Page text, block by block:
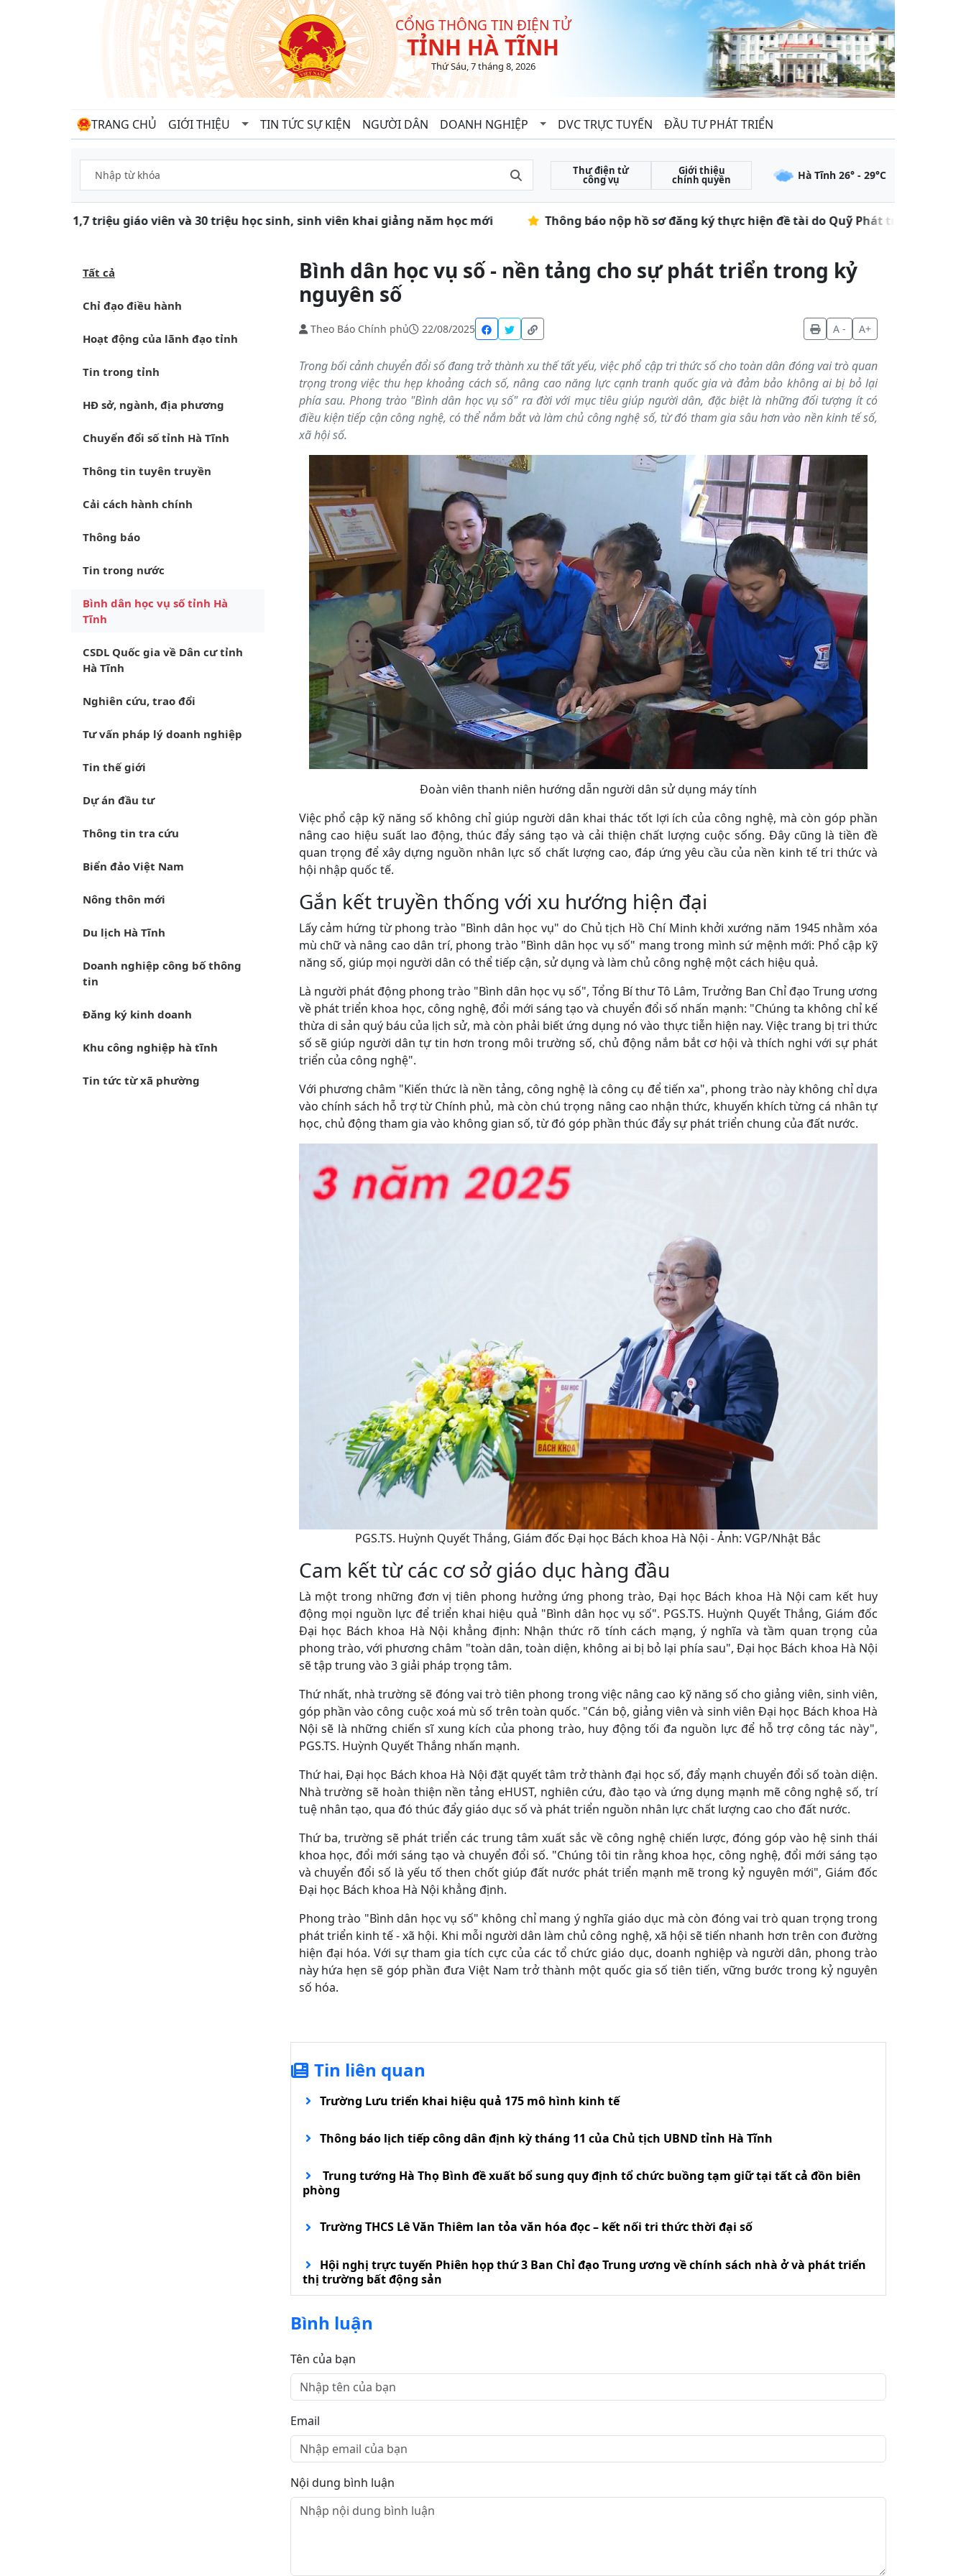
CỔNG THÔNG TIN ĐIỆN TỬ
TỈNH HÀ TĨNH
Thứ Sáu, 7 tháng 8, 2026
TRANG CHỦ GIỚI THIỆU TIN TỨC SỰ KIỆN NGƯỜI DÂN DOANH NGHIỆP DVC TRỰC TUYẾN ĐẦU TƯ PHÁT TRIỂN
Thư điện tử
công vụ
Giới thiệu
chính quyền Hà Tĩnh 26° - 29°C
Gần 1,7 triệu giáo viên và 30 triệu học sinh, sinh viên khai giảng năm học mới Thông báo nộp hồ sơ đăng ký thực hiện đề tài do Quỹ Phát triển khoa
Tất cả
Chỉ đạo điều hành
Hoạt động của lãnh đạo tỉnh
Tin trong tỉnh
HĐ sở, ngành, địa phương
Chuyển đổi số tỉnh Hà Tĩnh
Thông tin tuyên truyền
Cải cách hành chính
Thông báo
Tin trong nước
Bình dân học vụ số tỉnh Hà
Tĩnh
CSDL Quốc gia về Dân cư tỉnh
Hà Tĩnh
Nghiên cứu, trao đổi
Tư vấn pháp lý doanh nghiệp
Tin thế giới
Dự án đầu tư
Thông tin tra cứu
Biển đảo Việt Nam
Nông thôn mới
Du lịch Hà Tĩnh
Doanh nghiệp công bố thông
tin
Đăng ký kinh doanh
Khu công nghiệp hà tĩnh
Tin tức từ xã phường
Bình dân học vụ số - nền tảng cho sự phát triển trong kỷ
nguyên số
Theo Báo Chính phủ 22/08/2025 A - A+
Trong bối cảnh chuyển đổi số đang trở thành xu thế tất yếu, việc phổ cập tri thức số cho toàn dân đóng vai trò quan
trọng trong việc thu hẹp khoảng cách số, nâng cao năng lực cạnh tranh quốc gia và đảm bảo không ai bị bỏ lại
phía sau. Phong trào "Bình dân học vụ số" ra đời với mục tiêu giúp người dân, đặc biệt là những đối tượng ít có
điều kiện tiếp cận công nghệ, có thể nắm bắt và làm chủ công nghệ số, từ đó tham gia sâu hơn vào nền kinh tế số,
xã hội số.
Đoàn viên thanh niên hướng dẫn người dân sử dụng máy tính
Việc phổ cập kỹ năng số không chỉ giúp người dân khai thác tốt lợi ích của công nghệ, mà còn góp phần
nâng cao hiệu suất lao động, thúc đẩy sáng tạo và cải thiện chất lượng cuộc sống. Đây cũng là tiền đề
quan trọng để xây dựng nguồn nhân lực số chất lượng cao, đáp ứng yêu cầu của nền kinh tế tri thức và
hội nhập quốc tế.
Gắn kết truyền thống với xu hướng hiện đại
Lấy cảm hứng từ phong trào "Bình dân học vụ" do Chủ tịch Hồ Chí Minh khởi xướng năm 1945 nhằm xóa
mù chữ và nâng cao dân trí, phong trào "Bình dân học vụ số" mang trong mình sứ mệnh mới: Phổ cập kỹ
năng số, giúp mọi người dân có thể tiếp cận, sử dụng và làm chủ công nghệ một cách hiệu quả.
Là người phát động phong trào "Bình dân học vụ số", Tổng Bí thư Tô Lâm, Trưởng Ban Chỉ đạo Trung ương
về phát triển khoa học, công nghệ, đổi mới sáng tạo và chuyển đổi số nhấn mạnh: "Chúng ta không chỉ kế
thừa di sản quý báu của lịch sử, mà còn phải biết ứng dụng nó vào thực tiễn hiện nay. Việc trang bị tri thức
số sẽ giúp người dân tự tin hơn trong môi trường số, chủ động nắm bắt cơ hội và thích nghi với sự phát
triển của công nghệ".
Với phương châm "Kiến thức là nền tảng, công nghệ là công cụ để tiến xa", phong trào này không chỉ dựa
vào chính sách hỗ trợ từ Chính phủ, mà còn chú trọng nâng cao nhận thức, khuyến khích từng cá nhân tự
học, chủ động tham gia vào không gian số, từ đó góp phần thúc đẩy sự phát triển chung của đất nước.
PGS.TS. Huỳnh Quyết Thắng, Giám đốc Đại học Bách khoa Hà Nội - Ảnh: VGP/Nhật Bắc
Cam kết từ các cơ sở giáo dục hàng đầu
Là một trong những đơn vị tiên phong hưởng ứng phong trào, Đại học Bách khoa Hà Nội cam kết huy
động mọi nguồn lực để triển khai hiệu quả "Bình dân học vụ số". PGS.TS. Huỳnh Quyết Thắng, Giám đốc
Đại học Bách khoa Hà Nội khẳng định: Nhận thức rõ tính cách mạng, ý nghĩa và tầm quan trọng của
phong trào, với phương châm "toàn dân, toàn diện, không ai bị bỏ lại phía sau", Đại học Bách khoa Hà Nội
sẽ tập trung vào 3 giải pháp trọng tâm.
Thứ nhất, nhà trường sẽ đóng vai trò tiên phong trong việc nâng cao kỹ năng số cho giảng viên, sinh viên,
góp phần vào công cuộc xoá mù số trên toàn quốc. "Cán bộ, giảng viên và sinh viên Đại học Bách khoa Hà
Nội sẽ là những chiến sĩ xung kích của phong trào, huy động tối đa nguồn lực để hỗ trợ công tác này",
PGS.TS. Huỳnh Quyết Thắng nhấn mạnh.
Thứ hai, Đại học Bách khoa Hà Nội đặt quyết tâm trở thành đại học số, đẩy mạnh chuyển đổi số toàn diện.
Nhà trường sẽ hoàn thiện nền tảng eHUST, nghiên cứu, đào tạo và ứng dụng mạnh mẽ công nghệ số, trí
tuệ nhân tạo, qua đó thúc đẩy giáo dục số và phát triển nguồn nhân lực chất lượng cao cho đất nước.
Thứ ba, trường sẽ phát triển các trung tâm xuất sắc về công nghệ chiến lược, đóng góp vào hệ sinh thái
khoa học, đổi mới sáng tạo và chuyển đổi số. "Chúng tôi tin rằng khoa học, công nghệ, đổi mới sáng tạo
và chuyển đổi số là yếu tố then chốt giúp đất nước phát triển mạnh mẽ trong kỷ nguyên mới", Giám đốc
Đại học Bách khoa Hà Nội khẳng định.
Phong trào "Bình dân học vụ số" không chỉ mang ý nghĩa giáo dục mà còn đóng vai trò quan trọng trong
phát triển kinh tế - xã hội. Khi mỗi người dân làm chủ công nghệ, xã hội sẽ tiến nhanh hơn trên con đường
hiện đại hóa. Với sự tham gia tích cực của các tổ chức giáo dục, doanh nghiệp và người dân, phong trào
này hứa hẹn sẽ góp phần đưa Việt Nam trở thành một quốc gia số tiên tiến, vững bước trong kỷ nguyên
số hóa.
Tin liên quan
Trường Lưu triển khai hiệu quả 175 mô hình kinh tế
Thông báo lịch tiếp công dân định kỳ tháng 11 của Chủ tịch UBND tỉnh Hà Tĩnh
Trung tướng Hà Thọ Bình đề xuất bổ sung quy định tổ chức buồng tạm giữ tại tất cả đồn biên
phòng
Trường THCS Lê Văn Thiêm lan tỏa văn hóa đọc – kết nối tri thức thời đại số
Hội nghị trực tuyến Phiên họp thứ 3 Ban Chỉ đạo Trung ương về chính sách nhà ở và phát triển
thị trường bất động sản
Bình luận
Tên của bạn
Email
Nội dung bình luận